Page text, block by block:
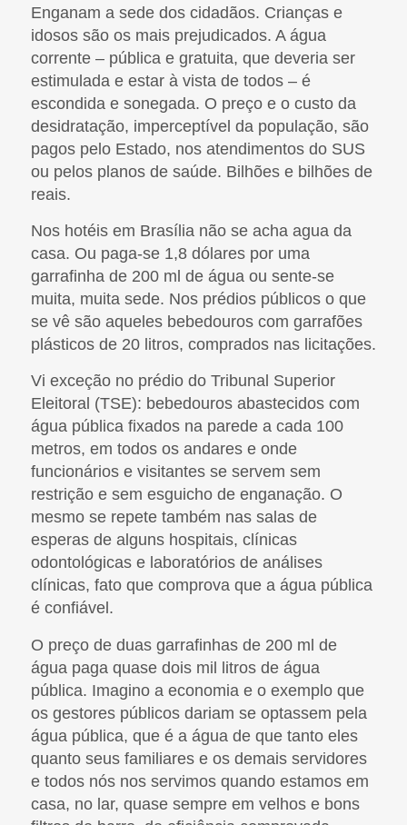
Enganam a sede dos cidadãos. Crianças e
idosos são os mais prejudicados. A água
corrente – pública e gratuita, que deveria ser
estimulada e estar à vista de todos – é
escondida e sonegada. O preço e o custo da
desidratação, imperceptível da população, são
pagos pelo Estado, nos atendimentos do SUS
ou pelos planos de saúde. Bilhões e bilhões de
reais.
Nos hotéis em Brasília não se acha agua da
casa. Ou paga-se 1,8 dólares por uma
garrafinha de 200 ml de água ou sente-se
muita, muita sede. Nos prédios públicos o que
se vê são aqueles bebedouros com garrafões
plásticos de 20 litros, comprados nas licitações.
Vi exceção no prédio do Tribunal Superior
Eleitoral (TSE): bebedouros abastecidos com
água pública fixados na parede a cada 100
metros, em todos os andares e onde
funcionários e visitantes se servem sem
restrição e sem esguicho de enganação. O
mesmo se repete também nas salas de
esperas de alguns hospitais, clínicas
odontológicas e laboratórios de análises
clínicas, fato que comprova que a água pública
é confiável.
O preço de duas garrafinhas de 200 ml de
água paga quase dois mil litros de água
pública. Imagino a economia e o exemplo que
os gestores públicos dariam se optassem pela
água pública, que é a água de que tanto eles
quanto seus familiares e os demais servidores
e todos nós nos servimos quando estamos em
casa, no lar, quase sempre em velhos e bons